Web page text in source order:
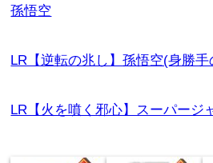
孫悟空
LR【逆転の兆し】孫悟空(身勝手
LR【火を噴く邪心】スーパージ